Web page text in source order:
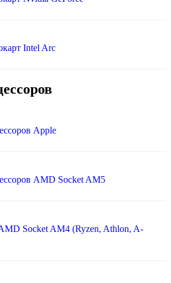
Intel Arc
Apple
AMD Socket AM5
Socket AM4 (Ryzen, Athlon, A-